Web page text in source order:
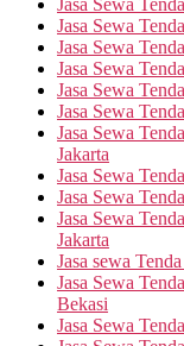
Jasa Sewa
Jasa Sewa
Jasa Sewa
Jasa Sewa
Jasa Sewa
Jasa Sewa
Jakarta
Jasa Sewa
Jasa Sewa
Jasa Sewa
Jakarta
Jasa sewa
Jasa Sewa
Bekasi
Jasa Sewa